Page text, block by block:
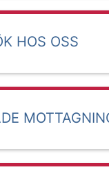
HOS OSS